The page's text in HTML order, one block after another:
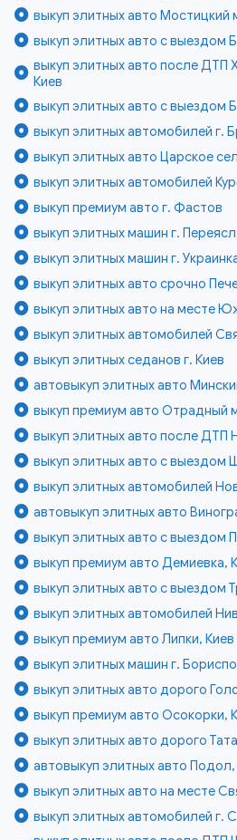
выкуп элитных авто Мостицкий
выкуп элитных авто с выездом
выкуп элитных авто после ДТП
Киев
выкуп элитных авто с выездом
выкуп элитных автомобилей г.
выкуп элитных авто Царское
выкуп элитных автомобилей
выкуп премиум авто г. Фастов
выкуп элитных машин г.
выкуп элитных машин г.
выкуп элитных авто срочно
выкуп элитных авто на месте
выкуп элитных автомобилей
выкуп элитных седанов г. Киев
автовыкуп элитных авто
выкуп премиум авто Отрадный
выкуп элитных авто после ДТП
выкуп элитных авто с выездом
выкуп элитных автомобилей
автовыкуп элитных авто
выкуп элитных авто с выездом
выкуп премиум авто Демиевка,
выкуп элитных авто с выездом
выкуп элитных автомобилей
выкуп премиум авто Липки, Киев
выкуп элитных машин г.
выкуп элитных авто дорого
выкуп премиум авто Осокорки,
выкуп элитных авто дорого
автовыкуп элитных авто Подол,
выкуп элитных авто на месте
выкуп элитных автомобилей г.